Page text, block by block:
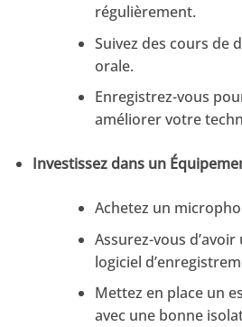
régulièrement.
Suivez des cours de
orale.
Enregistrez-vous
améliorer votre
Investissez dans un
Achetez un
Assurez-vous
logiciel
Mettez en place un
avec une bonne